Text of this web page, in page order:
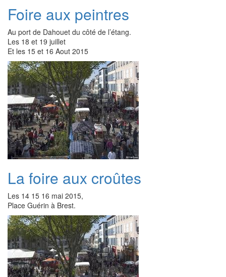
Foire aux peintres
Au port de Dahouet du côté de l’étang.
Les 18 et 19 juillet
Et les 15 et 16 Aout 2015
La foire aux croûtes
Les 14 15 16 mai 2015,
Place Guérin à Brest.